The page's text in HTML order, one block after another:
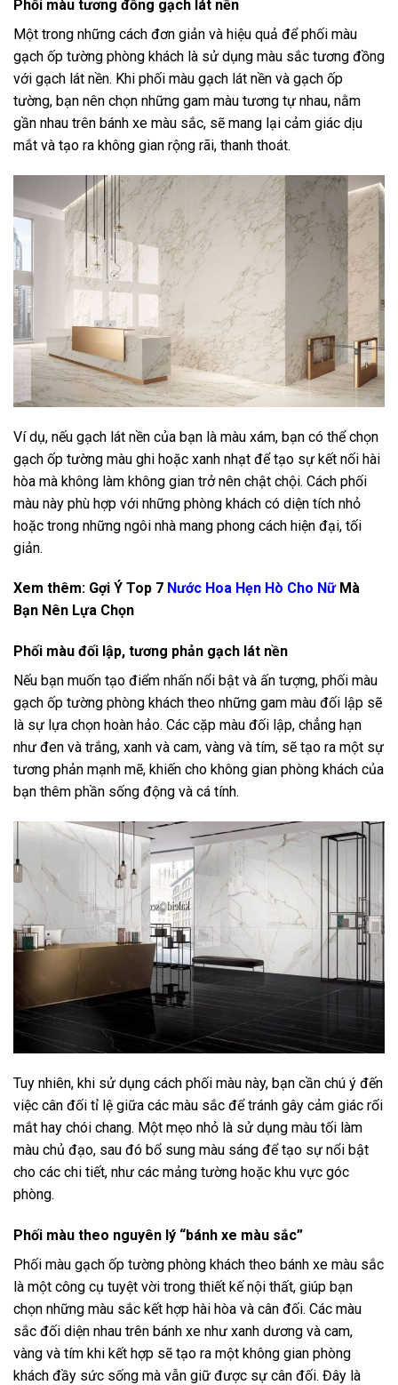
Phối màu tương đồng gạch lát nền
Một trong những cách đơn giản và hiệu quả để phối màu
gạch ốp tường phòng khách là sử dụng màu sắc tương đồng
với gạch lát nền. Khi phối màu gạch lát nền và gạch ốp
tường, bạn nên chọn những gam màu tương tự nhau, nằm
gần nhau trên bánh xe màu sắc, sẽ mang lại cảm giác dịu
mắt và tạo ra không gian rộng rãi, thanh thoát.
Ví dụ, nếu gạch lát nền của bạn là màu xám, bạn có thể chọn
gạch ốp tường màu ghi hoặc xanh nhạt để tạo sự kết nối hài
hòa mà không làm không gian trở nên chật chội. Cách phối
màu này phù hợp với những phòng khách có diện tích nhỏ
hoặc trong những ngôi nhà mang phong cách hiện đại, tối
giản.
Xem thêm: Gợi Ý Top 7 Nước Hoa Hẹn Hò Cho NữMà
Bạn Nên Lựa Chọn
Phối màu đối lập, tương phản gạch lát nền
Nếu bạn muốn tạo điểm nhấn nổi bật và ấn tượng, phối màu
gạch ốp tường phòng khách theo những gam màu đối lập sẽ
là sự lựa chọn hoàn hảo. Các cặp màu đối lập, chẳng hạn
như đen và trắng, xanh và cam, vàng và tím, sẽ tạo ra một sự
tương phản mạnh mẽ, khiến cho không gian phòng khách của
bạn thêm phần sống động và cá tính.
Tuy nhiên, khi sử dụng cách phối màu này, bạn cần chú ý đến
việc cân đối tỉ lệ giữa các màu sắc để tránh gây cảm giác rối
mắt hay chói chang. Một mẹo nhỏ là sử dụng màu tối làm
màu chủ đạo, sau đó bổ sung màu sáng để tạo sự nổi bật
cho các chi tiết, như các mảng tường hoặc khu vực góc
phòng.
Phối màu theo nguyên lý “bánh xe màu sắc”
Phối màu gạch ốp tường phòng khách theo bánh xe màu sắc
là một công cụ tuyệt vời trong thiết kế nội thất, giúp bạn
chọn những màu sắc kết hợp hài hòa và cân đối. Các màu
sắc đối diện nhau trên bánh xe như xanh dương và cam,
vàng và tím khi kết hợp sẽ tạo ra một không gian phòng
khách đầy sức sống mà vẫn giữ được sự cân đối. Đây là